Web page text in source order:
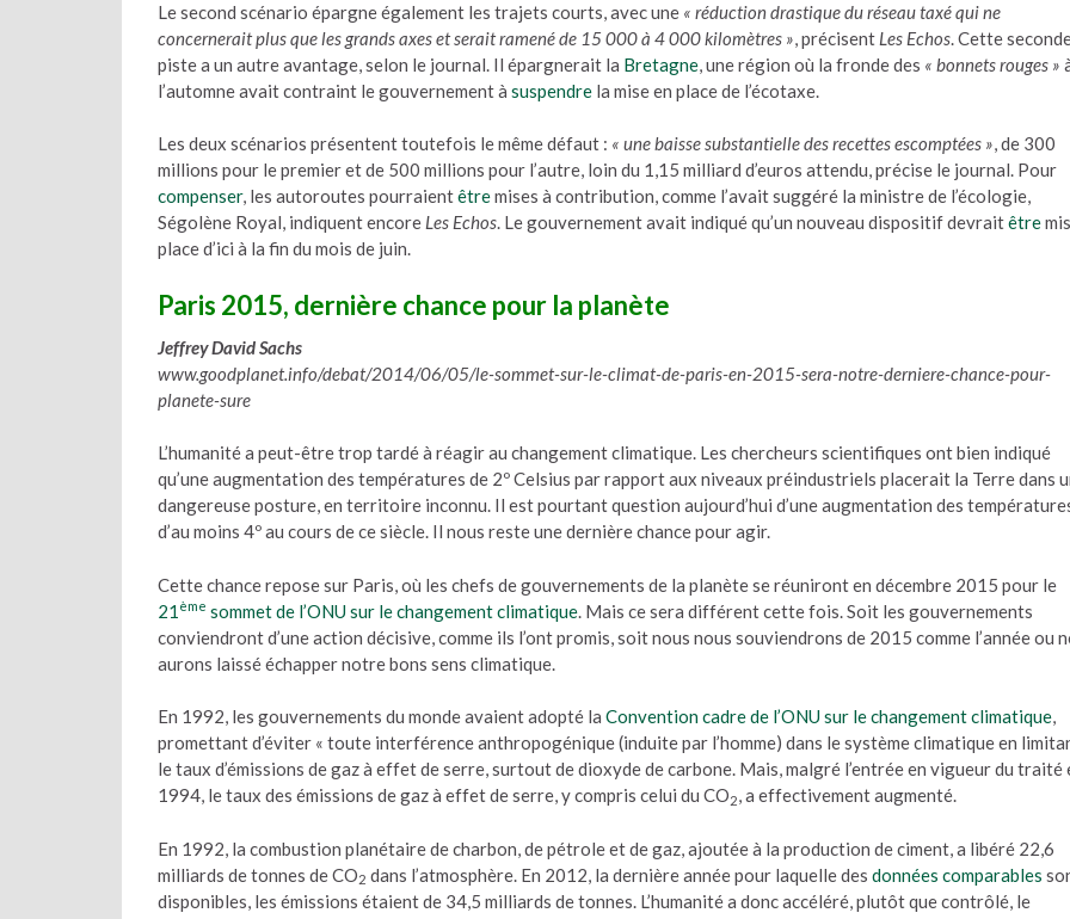
Le second scénario épargne également les trajets courts, avec une « réduction drastique du réseau taxé qui ne
concernerait plus que les grands axes et serait ramené de 15 000 à 4 000 kilomètres » , précisent Les Echos . Cette
piste a un autre avantage, selon le journal. Il épargnerait la Bretagne , une région où la fronde des « bonnets rouges »
l’automne avait contraint le gouvernement à suspendre la mise en place de l’écotaxe.
Les deux scénarios présentent toutefois le même défaut : « une baisse substantielle des recettes escomptées », de 300
millions pour le premier et de 500 millions pour l’autre, loin du 1,15 milliard d’euros attendu, précise le journal. Pour
compenser, les autoroutes pourraientêtremises à contribution, comme l’avait suggéré la ministre de l’écologie,
Ségolène Royal, indiquent encore Les Echos. Le gouvernement avait indiqué qu’un nouveau dispositif devraitêtre
place d’ici à la fin du mois de juin.
Paris 2015, dernière chance pour la planète
Jeffrey David Sachs
www.goodplanet.info/debat/2014/06/05/le-sommet-sur-le-climat-de-paris-en-2015-sera-notre-derniere-chance-pour-
planete-sure
L’humanité a peut-être trop tardé à réagir au changement climatique. Les chercheurs scientifiques ont bien indiqué
qu’une augmentation des températures de 2º Celsius par rapport aux niveaux préindustriels placerait la Terre dans
dangereuse posture, en territoire inconnu. Il est pourtant question aujourd’hui d’une augmentation des
d’au moins 4º au cours de ce siècle. Il nous reste une dernière chance pour agir.
Cette chance repose sur Paris, où les chefs de gouvernements de la planète se réuniront en décembre 2015 pour le
21 ème sommet de l’ONU sur le changement climatique . Mais ce sera différent cette fois. Soit les gouvernements
conviendront d’une action décisive, comme ils l’ont promis, soit nous nous souviendrons de 2015 comme l’année ou
aurons laissé échapper notre bons sens climatique.
En 1992, les gouvernements du monde avaient adopté la Convention cadre de l’ONU sur le changement climatique,
promettant d’éviter « toute interférence anthropogénique (induite par l’homme) dans le système climatique en
le taux d’émissions de gaz à effet de serre, surtout de dioxyde de carbone. Mais, malgré l’entrée en vigueur du traité
1994, le taux des émissions de gaz à effet de serre, y compris celui du CO2, a effectivement augmenté.
En 1992, la combustion planétaire de charbon, de pétrole et de gaz, ajoutée à la production de ciment, a libéré 22,6
milliards de tonnes de CO2 dans l’atmosphère. En 2012, la dernière année pour laquelle des données comparables
disponibles, les émissions étaient de 34,5 milliards de tonnes. L’humanité a donc accéléré, plutôt que contrôlé, le